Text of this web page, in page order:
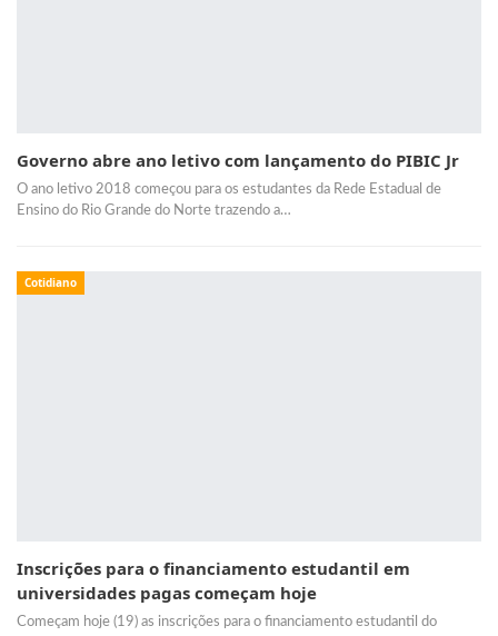
Governo abre ano letivo com lançamento do PIBIC Jr
O ano letivo 2018 começou para os estudantes da Rede Estadual de
Ensino do Rio Grande do Norte trazendo a…
Cotidiano
Inscrições para o financiamento estudantil em
universidades pagas começam hoje
Começam hoje (19) as inscrições para o financiamento estudantil do